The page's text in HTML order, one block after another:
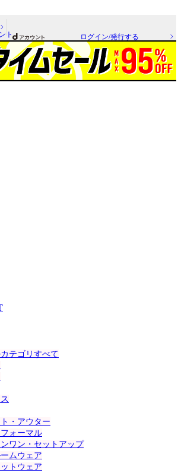
ト ログイン/発行する
テゴリすべて
・アウター
ォーマル
ワン・セットアップ
ムウェア
トウェア